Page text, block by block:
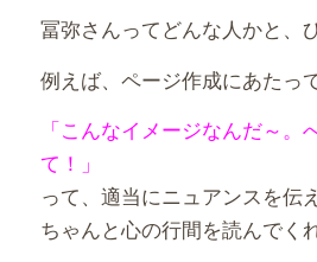
冨弥さんってどんな人かと、
例えば、ページ作成にあたって
「こんなイメージなんだ～。
て！」
って、適当にニュアンスを伝
ちゃんと心の行間を読んでく